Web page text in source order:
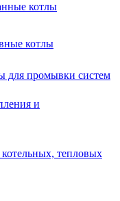
котлы
котлы
для промывки систем
и
тепловых